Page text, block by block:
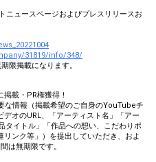
ュースページおよびプレスリリースお
31819/info/348/
限掲載になります。
載・PR権獲得！
情報（掲載希望のご自身のYouTubeチ
オのURL、「アーティスト名」「アー
イトル」「作品への想い、こだわりポ
ンク等」）を提出していただき、およ
は無期限です。